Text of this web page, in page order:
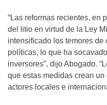
“Las reformas recientes, en
del litio en virtud de la Ley
intensificado los temores
políticas, lo que ha
inversores”, dijo Abogado.
que estas medidas crean
actores locales e